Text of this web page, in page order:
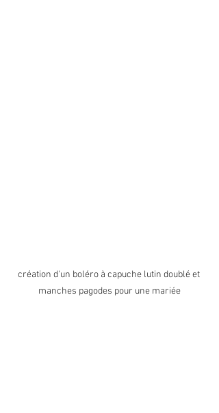
création d'un boléro à capuche lutin doublé et
manches pagodes pour une mariée